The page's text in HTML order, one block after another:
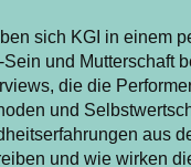
sich KGI in einem
und Mutterschaft
die die
und
aus
und wie wirken